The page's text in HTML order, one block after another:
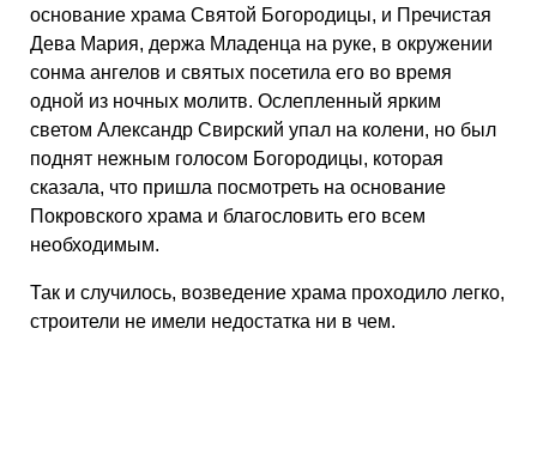
основание храма Святой Богородицы, и Пречистая
Дева Мария, держа Младенца на руке, в окружении
сонма ангелов и святых посетила его во время
одной из ночных молитв. Ослепленный ярким
светом Александр Свирский упал на колени, но был
поднят нежным голосом Богородицы, которая
сказала, что пришла посмотреть на основание
Покровского храма и благословить его всем
необходимым.
Так и случилось, возведение храма проходило легко,
строители не имели недостатка ни в чем.